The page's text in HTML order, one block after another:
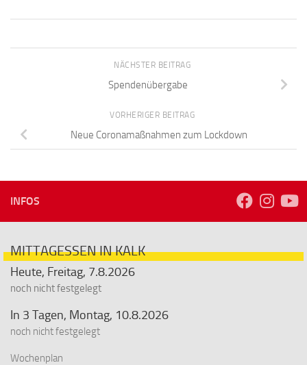
NÄCHSTER BEITRAG
Spendenübergabe
VORHERIGER BEITRAG
Neue Coronamaßnahmen zum Lockdown
INFOS
MITTAGESSEN IN KALK
Heute, Freitag, 7.8.2026
noch nicht festgelegt
In 3 Tagen, Montag, 10.8.2026
noch nicht festgelegt
Wochenplan